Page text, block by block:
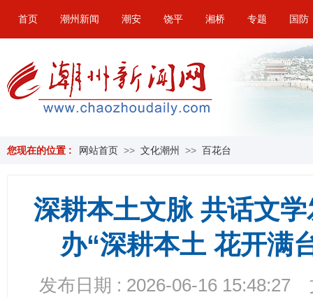
首页 潮州新闻 潮安 饶平 湘桥 专题 国防
您现在的位置 : 网站首页 >> 文化潮州 >> 百花台
深耕本土文脉 共话文
办“深耕本土 花开满
发布日期 : 2026-06-16 15:48:27